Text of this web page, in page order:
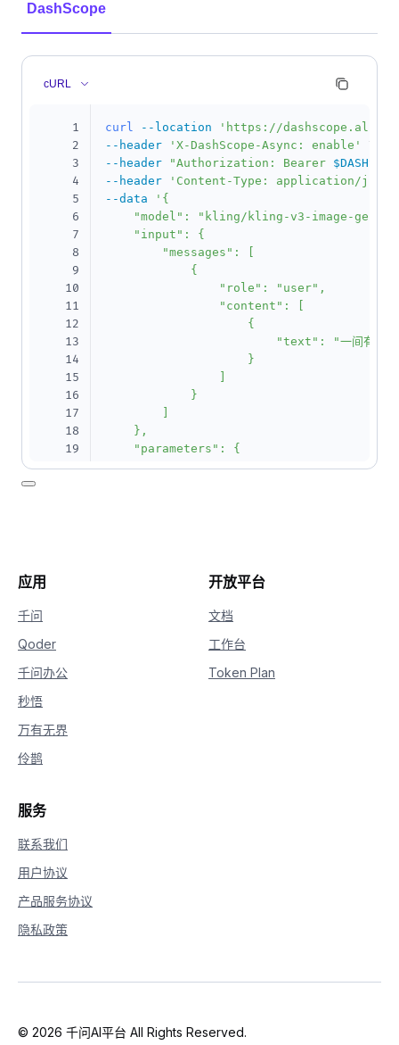
DashScope
cURL
1
2
3
4
5
6
7
8
9
10
11
12
13
14
15
16
17
18
19
20
curl --location
'https://
--header
'X-DashScope-Async: enable'
\
--header
"Authorization: Bearer
--header
'Content-Type: application/json'
--data
'{
"model": "kling/kling-v3-image-
    "input": {
        "messages": [
            {
                "role": "user",
                "content": [
                    {
"text": "一间有着精
                    }
            }
    },
    "parameters": {
        "n": 1,
应用
千问
Qoder
千问办公
秒悟
万有无界
伶鹊
开放平台
文档
工作台
Token Plan
服务
联系我们
用户协议
产品服务协议
隐私政策
© 2026 千问AI平台 All Rights Reserved.